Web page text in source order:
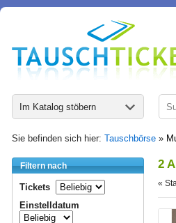
Im Katalog stöbern
Sie befinden sich hier: Tauschbörse »
Filtern nach
Tickets
Einstelldatum
2
«